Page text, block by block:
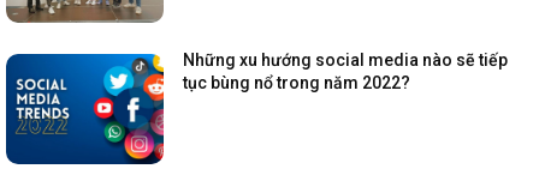
Những xu hướng social media nào sẽ tiếp
tục bùng nổ trong năm 2022?